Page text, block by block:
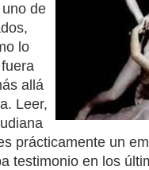
de
lo
allá
Leer,
prácticamente un
testimonio en los